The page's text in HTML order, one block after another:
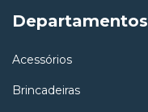
Departamentos
Acessórios
Brincadeiras